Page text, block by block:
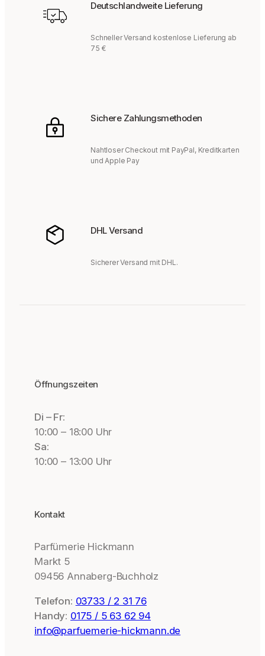
Deutschlandweite Lieferung
Schneller Versand kostenlose Lieferung ab
75 €
Sichere Zahlungsmethoden
Nahtloser Checkout mit PayPal, Kreditkarten
und Apple Pay
DHL Versand
Sicherer Versand mit DHL.
Öffnungszeiten
Di – Fr:
10:00 – 18:00 Uhr
Sa:
10:00 – 13:00 Uhr
Kontakt
Parfümerie Hickmann
Markt 5
09456 Annaberg-Buchholz
Telefon: 03733 / 2 31 76
Handy: 0175 / 5 63 62 94
info@parfuemerie-hickmann.de